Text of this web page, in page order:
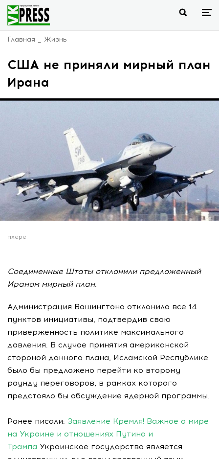
Главная Жизнь
США не приняли мирный план
Ирана
пхере
Соединенные Штаты отклонили предложенный
Ираном мирный план.
Администрация Вашингтона отклонила все 14
пунктов инициативы, подтвердив свою
приверженность политике максимального
давления. В случае принятия американской
стороной данного плана, Исламской Республике
было бы предложено перейти ко второму
раунду переговоров, в рамках которого
предстояло бы обсуждение ядерной программы.
Ранее писали: Заявление Кремля! Важное о мире
на Украине и отношениях Путина и
Трампа Украинское государство является